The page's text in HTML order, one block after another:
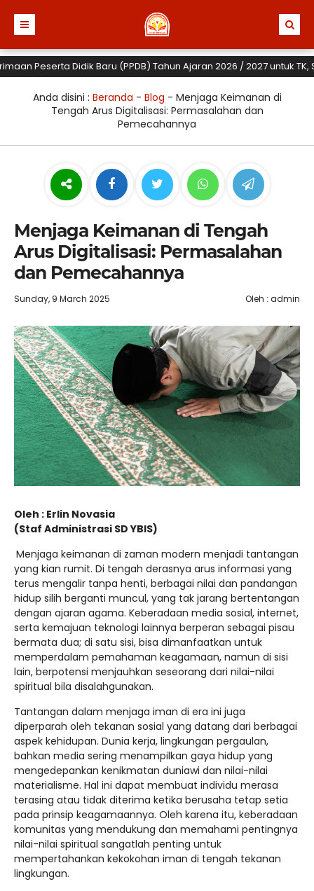
Peserta Didik Baru (PPDB) Tahun Ajaran 2026 / 2027 untuk TK,
Anda disini : Beranda - Blog - Menjaga Keimanan di
Tengah Arus Digitalisasi: Permasalahan dan
Pemecahannya
Menjaga Keimanan di Tengah
Arus Digitalisasi: Permasalahan
dan Pemecahannya
Sunday, 9 March 2025 Oleh : admin
Oleh : Erlin Novasia
(Staf Administrasi SD YBIS)
Menjaga keimanan di zaman modern menjadi tantangan
yang kian rumit. Di tengah derasnya arus informasi yang
terus mengalir tanpa henti, berbagai nilai dan pandangan
hidup silih berganti muncul, yang tak jarang bertentangan
dengan ajaran agama. Keberadaan media sosial, internet,
serta kemajuan teknologi lainnya berperan sebagai pisau
bermata dua; di satu sisi, bisa dimanfaatkan untuk
memperdalam pemahaman keagamaan, namun di sisi
lain, berpotensi menjauhkan seseorang dari nilai-nilai
spiritual bila disalahgunakan.
Tantangan dalam menjaga iman di era ini juga
diperparah oleh tekanan sosial yang datang dari berbagai
aspek kehidupan. Dunia kerja, lingkungan pergaulan,
bahkan media sering menampilkan gaya hidup yang
mengedepankan kenikmatan duniawi dan nilai-nilai
materialisme. Hal ini dapat membuat individu merasa
terasing atau tidak diterima ketika berusaha tetap setia
pada prinsip keagamaannya. Oleh karena itu, keberadaan
komunitas yang mendukung dan memahami pentingnya
nilai-nilai spiritual sangatlah penting untuk
mempertahankan kekokohan iman di tengah tekanan
lingkungan.